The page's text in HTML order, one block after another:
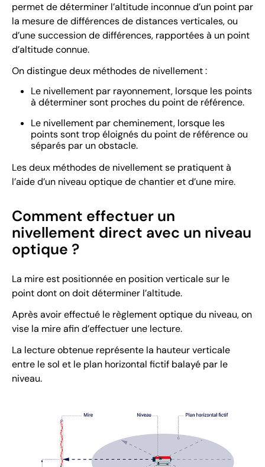
permet de déterminer l’altitude inconnue d’un point par
la mesure de différences de distances verticales, ou
d’une succession de différences, rapportées à un point
d’altitude connue.
On distingue deux méthodes de nivellement :
Le nivellement par rayonnement, lorsque les points
à déterminer sont proches du point de référence.
Le nivellement par cheminement, lorsque les
points sont trop éloignés du point de référence ou
séparés par un obstacle.
Les deux méthodes de nivellement se pratiquent à
l’aide d’un niveau optique de chantier et d’une mire.
Comment effectuer un
nivellement direct avec un niveau
optique ?
La mire est positionnée en position verticale sur le
point dont on doit déterminer l’altitude.
Après avoir effectué le règlement optique du niveau, on
vise la mire afin d’effectuer une lecture.
La lecture obtenue représente la hauteur verticale
entre le sol et le plan horizontal fictif balayé par le
niveau.